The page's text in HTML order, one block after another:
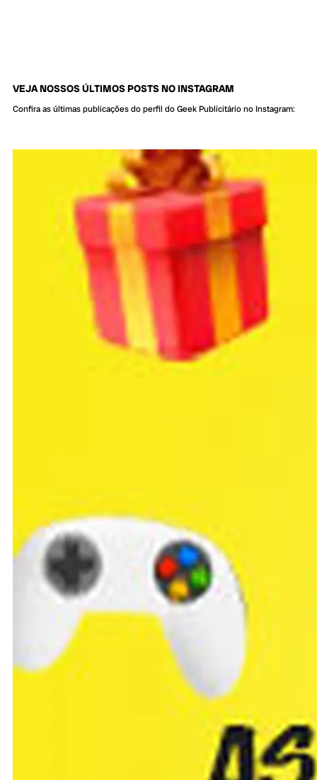
VEJA NOSSOS ÚLTIMOS POSTS NO INSTAGRAM
Confira as últimas publicações do perfil do Geek Publicitário no Instagram: